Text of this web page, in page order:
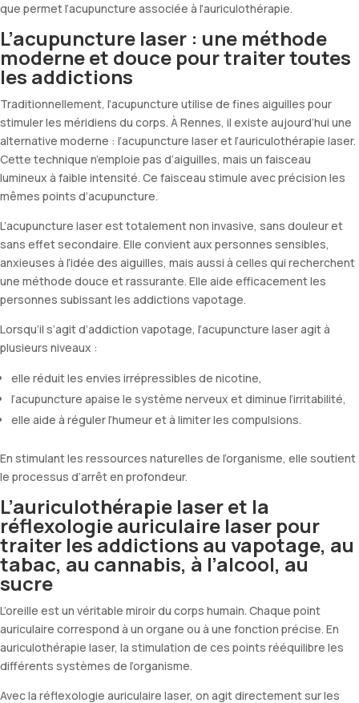
que permet l’acupuncture associée à l’auriculothérapie.
L’acupuncture laser : une méthode
moderne et douce pour traiter toutes
les addictions
Traditionnellement, l’acupuncture utilise de fines aiguilles pour
stimuler les méridiens du corps. À Rennes, il existe aujourd’hui une
alternative moderne : l’acupuncture laser et l’auriculothérapie laser.
Cette technique n’emploie pas d’aiguilles, mais un faisceau
lumineux à faible intensité. Ce faisceau stimule avec précision les
mêmes points d’acupuncture.
L’acupuncture laser est totalement non invasive, sans douleur et
sans effet secondaire. Elle convient aux personnes sensibles,
anxieuses à l’idée des aiguilles, mais aussi à celles qui recherchent
une méthode douce et rassurante. Elle aide efficacement les
personnes subissant les addictions vapotage.
Lorsqu’il s’agit d’addiction vapotage, l’acupuncture laser agit à
plusieurs niveaux :
elle réduit les envies irrépressibles de nicotine,
l’acupuncture apaise le système nerveux et diminue l’irritabilité,
elle aide à réguler l’humeur et à limiter les compulsions.
En stimulant les ressources naturelles de l’organisme, elle soutient
le processus d’arrêt en profondeur.
L’auriculothérapie laser et la
réflexologie auriculaire laser pour
traiter les addictions au vapotage, au
tabac, au cannabis, à l’alcool, au
sucre
L’oreille est un véritable miroir du corps humain. Chaque point
auriculaire correspond à un organe ou à une fonction précise. En
auriculothérapie laser, la stimulation de ces points rééquilibre les
différents systèmes de l’organisme.
Avec la réflexologie auriculaire laser, on agit directement sur les